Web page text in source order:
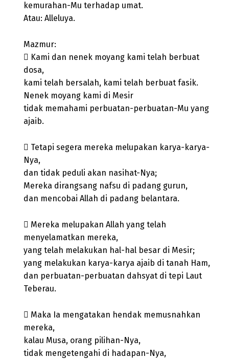
kemurahan-Mu terhadap umat.
Atau: Alleluya.
Mazmur:
 Kami dan nenek moyang kami telah berbuat
dosa,
kami telah bersalah, kami telah berbuat fasik.
Nenek moyang kami di Mesir
tidak memahami perbuatan-perbuatan-Mu yang
ajaib.
 Tetapi segera mereka melupakan karya-karya-
Nya,
dan tidak peduli akan nasihat-Nya;
Mereka dirangsang nafsu di padang gurun,
dan mencobai Allah di padang belantara.
 Mereka melupakan Allah yang telah
menyelamatkan mereka,
yang telah melakukan hal-hal besar di Mesir;
yang melakukan karya-karya ajaib di tanah Ham,
dan perbuatan-perbuatan dahsyat di tepi Laut
Teberau.
 Maka Ia mengatakan hendak memusnahkan
mereka,
kalau Musa, orang pilihan-Nya,
tidak mengetengahi di hadapan-Nya,